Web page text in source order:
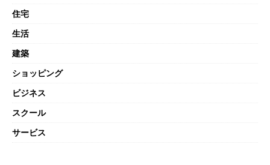
住宅
生活
建築
ショッピング
ビジネス
スクール
サービス